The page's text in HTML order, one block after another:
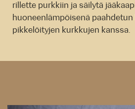
rillette purkkiin ja säilytä
huoneenlämpöisenä paahdetun
pikkelöityjen kurkkujen kanssa.